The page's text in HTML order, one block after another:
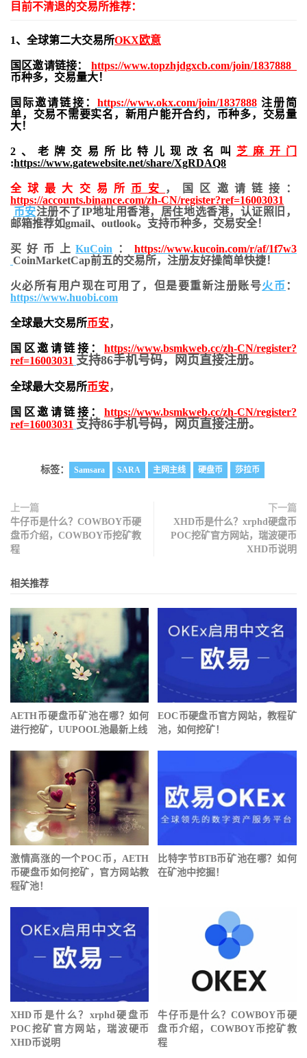
目前不清退的交易所推荐：
1、全球第二大交易所OKX欧意
国区邀请链接： https://www.topzhjdgxcb.com/join/1837888
币种多，交易量大！
国际邀请链接： https://www.okx.com/join/1837888注册简
单，交易不需要实名，新用户能开合约， 币种多，交易量
大！
2、老牌交易所比特儿现改名叫 芝麻开门
:https://www.gatewebsite.net/share/XgRDAQ8
全球最大交易所 币安
，国区邀请链接：
https://accounts.binance.com/zh-CN/register?ref=16003031
币安注册不了IP地址用香港，居住地选香港，认证照旧，
邮箱推荐如gmail、outlook。支持币种多，交易安全！
买好币上KuCoin ：https://www.kucoin.com/r/af/1f7w3
CoinMarketCap前五的交易所，注册友好操简单快捷！
火必所有用户现在可用了，但是要重新注册账号火币 ：
https://www.huobi.com
全球最大交易所币安，
国区邀请链接： https://www.bsmkweb.cc/zh-CN/register?
ref=16003031 支持86手机号码，网页直接注册。
全球最大交易所币安，
国区邀请链接： https://www.bsmkweb.cc/zh-CN/register?
ref=16003031 支持86手机号码，网页直接注册。
标签： Samsara SARA 主网主线 硬盘币 莎拉币
上一篇
牛仔币是什么？COWBOY币硬
盘币介绍，COWBOY币挖矿教
程
下一篇
XHD币是什么？xrphd硬盘币
POC挖矿官方网站，瑞波硬币
XHD币说明
相关推荐
AETH币硬盘币矿池在哪？如何
进行挖矿，UUPOOL池最新上线
EOC币硬盘币官方网站，教程矿
池，如何挖矿！
激情高涨的一个POC币，AETH
币硬盘币如何挖矿，官方网站教
程矿池！
比特字节BTB币矿池在哪？如何
在矿池中挖掘！
XHD币是什么？xrphd硬盘币
POC挖矿官方网站，瑞波硬币
XHD币说明
牛仔币是什么？COWBOY币硬
盘币介绍，COWBOY币挖矿教
程